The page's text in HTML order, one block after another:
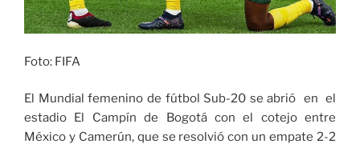
Foto: FIFA
El Mundial femenino de fútbol Sub-20 se abrió en el
estadio El Campín de Bogotá con el cotejo entre
México y Camerún, que se resolvió con un empate 2-2